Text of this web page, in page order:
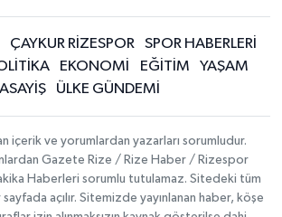
ÇAYKUR RİZESPOR
SPOR HABERLERİ
EKONOMİ EĞİTİM
YAŞAM
ASAYİŞ
ÜLKE GÜNDEMİ
içerik ve yorumlardan yazarları sorumludur.
Gazete Rize / Rize Haber / Rizespor
Haberleri sorumlu tutulamaz. Sitedeki tüm
açılır. Sitemizde yayınlanan haber, köşe